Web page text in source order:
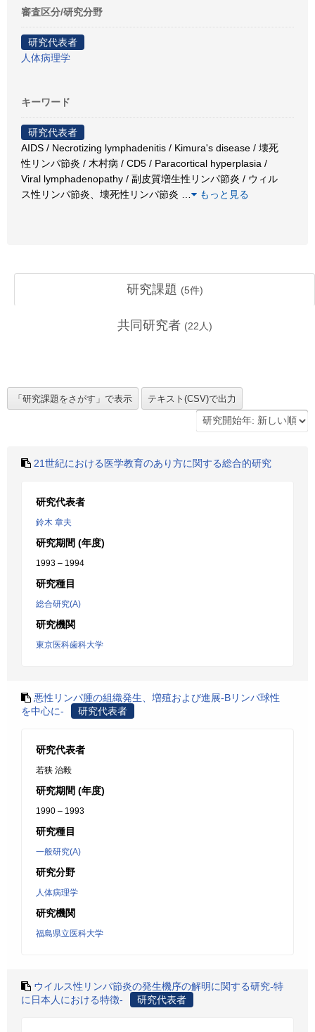
審査区分/研究分野
研究代表者
人体病理学
キーワード
研究代表者
AIDS / Necrotizing lymphadenitis / Kimura's disease / 壊死
性リンパ節炎 / 木村病 / CD5 / Paracortical hyperplasia /
Viral lymphadenopathy / 副皮質増生性リンパ節炎 / ウィル
ス性リンパ節炎、壊死性リンパ節炎
もっと見る
研究課題 (5件)
共同研究者 (22 人)
21世紀における医学教育のあり方に関する総合的研究
研究代表者
鈴木 章夫
研究期間 (年度)
1993 – 1994
研究種目
総合研究(A)
研究機関
東京医科歯科大学
悪性リンパ腫の組織発生、増殖および進展-Bリンパ球性
を中心に-
研究代表者
研究代表者
若狭 治毅
研究期間 (年度)
1990 – 1993
研究種目
一般研究(A)
研究分野
人体病理学
研究機関
福島県立医科大学
ウイルス性リンパ節炎の発生機序の解明に関する研究-特
に日本人における特徴-
研究代表者